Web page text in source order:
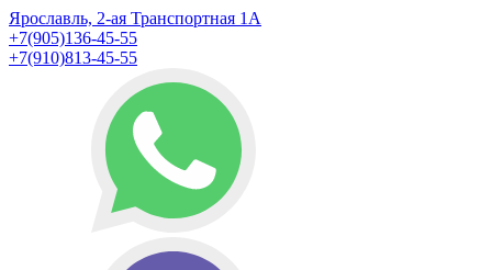
Ярославль, 2-ая Транспортная 1А
+7(905)136-45-55
+7(910)813-45-55